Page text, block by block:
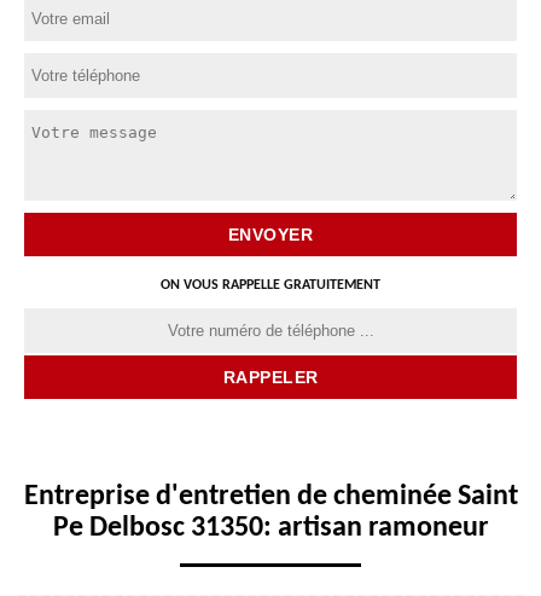
ON VOUS RAPPELLE GRATUITEMENT
Entreprise d'entretien de cheminée Saint
Pe Delbosc 31350: artisan ramoneur